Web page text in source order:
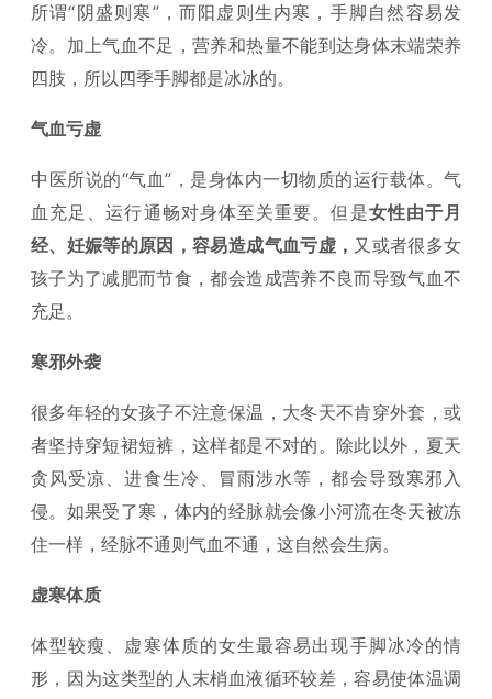
所谓“阴盛则寒”，而阳虚则生内寒，手脚自然容易发
冷。加上气血不足，营养和热量不能到达身体末端荣养
四肢，所以四季手脚都是冰冰的。
气血亏虚
中医所说的“气血”，是身体内一切物质的运行载体。气
血充足、运行通畅对身体至关重要。但是女性由于月
经、妊娠等的原因，容易造成气血亏虚， 又或者很多女
孩子为了减肥而节食，都会造成营养不良而导致气血不
充足。
寒邪外袭
很多年轻的女孩子不注意保温，大冬天不肯穿外套，或
者坚持穿短裙短裤，这样都是不对的。除此以外，夏天
贪风受凉、进食生冷、冒雨涉水等，都会导致寒邪入
侵。如果受了寒，体内的经脉就会像小河流在冬天被冻
住一样，经脉不通则气血不通，这自然会生病。
虚寒体质
体型较瘦、虚寒体质的女生最容易出现手脚冰冷的情
形，因为这类型的人末梢血液循环较差，容易使体温调